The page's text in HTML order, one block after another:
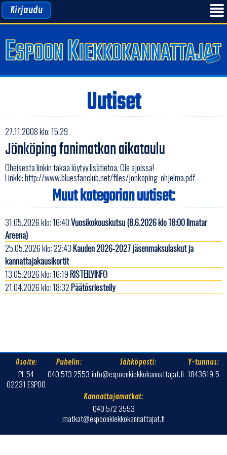
Kirjaudu
Uutiset
27.11.2008 klo: 15:29
Jönköping fanimatkan aikataulu
Oheisesta linkin takaa löytyy lisätietoa. Ole ajoissa!
Linkki:http://www.bluesfanclub.net/files/jonkoping_ohjelma.pdf
Muut kategorian uutiset:
31.05.2026 klo: 16:40Vuosikokouskutsu (8.6.2026 klo 18:00 Ilmatar
Areena)
25.05.2026 klo: 22:43Kauden 2026-2027 jäsenmaksulaskut ja
kannattajakausikortit
13.05.2026 klo: 16:19RISTEILYINFO
21.04.2026 klo: 18:32Päätösriesteily
Osoite:
PL 54
02231 ESPOO
Puhelin:
040 573 2553
Sähköposti:
info@espoonkiekkokannattajat.fi
Y-tunnus:
1843619-5
Kannattajamatkat:
040 572 3553
matkat@espoonkiekkokannattajat.fi